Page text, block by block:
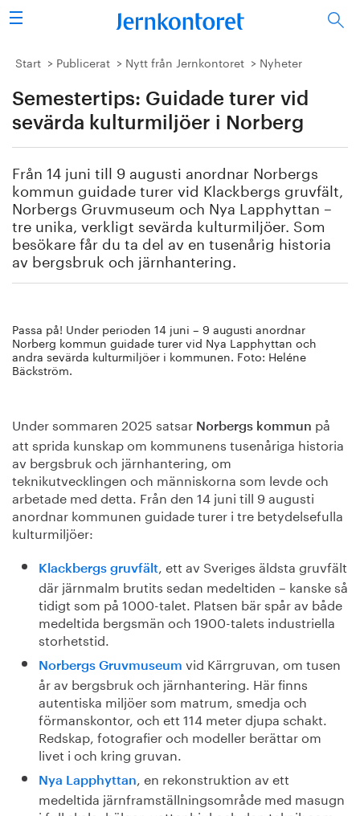
Sök
Stålindustrin
Vision 2050
Energi/miljö
Vi tycker
Publicerat
Om oss
Start Publicerat Nytt från Jernkontoret Nyheter
Semestertips: Guidade turer vid
sevärda kulturmiljöer i Norberg
Från 14 juni till 9 augusti anordnar Norbergs
kommun guidade turer vid Klackbergs gruvfält,
Norbergs Gruvmuseum och Nya Lapphyttan –
tre unika, verkligt sevärda kulturmiljöer. Som
besökare får du ta del av en tusenårig historia
av bergsbruk och järnhantering.
Passa på! Under perioden 14 juni – 9 augusti anordnar
Norberg kommun guidade turer vid Nya Lapphyttan och
andra sevärda kulturmiljöer i kommunen. Foto: Heléne
Bäckström.
Under sommaren 2025 satsar Norbergs kommun på
att sprida kunskap om kommunens tusenåriga historia
av bergsbruk och järnhantering, om
teknikutvecklingen och människorna som levde och
arbetade med detta. Från den 14 juni till 9 augusti
anordnar kommunen guidade turer i tre betydelsefulla
kulturmiljöer:
Klackbergs gruvfält, ett av Sveriges äldsta gruvfält
där järnmalm brutits sedan medeltiden – kanske så
tidigt som på 1000-talet. Platsen bär spår av både
medeltida bergsmän och 1900-talets industriella
storhetstid.
Norbergs Gruvmuseum vid Kärrgruvan, om tusen
år av bergsbruk och järnhantering. Här finns
autentiska miljöer som matrum, smedja och
förmanskontor, och ett 114 meter djupa schakt.
Redskap, fotografier och modeller berättar om
livet i och kring gruvan.
Nya Lapphyttan, en rekonstruktion av ett
medeltida järnframställningsområde med masugn